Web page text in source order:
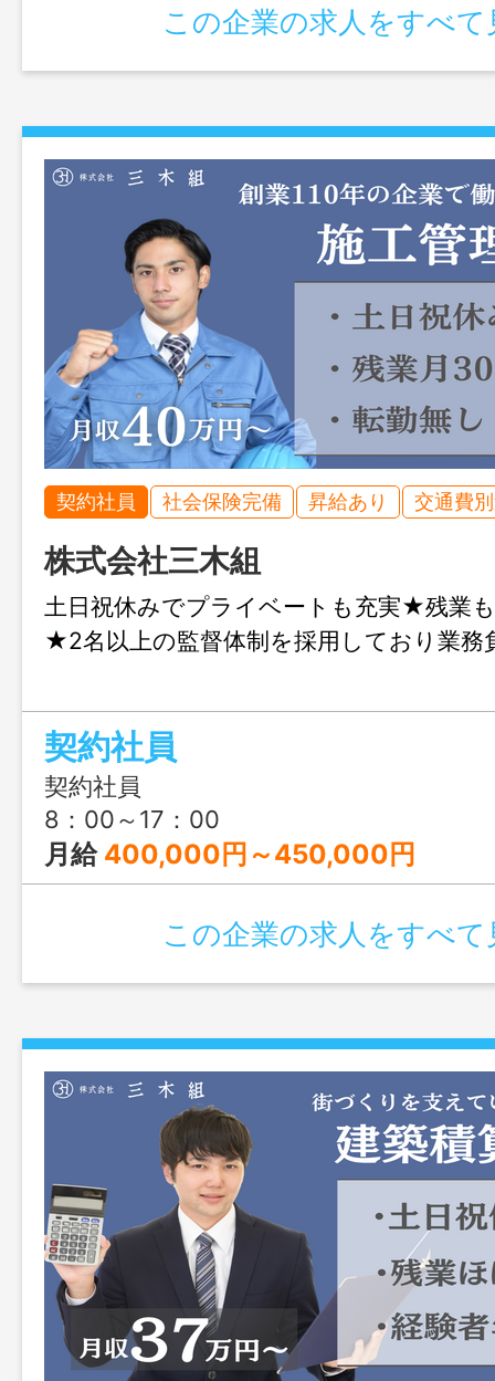
この企業の求人をすべて
契約社員 社会保険完備 昇給あり 交通費
株式会社三木組
土日祝休みでプライベートも充実★残業
★2名以上の監督体制を採用しており業
契約社員
契約社員
8：00～17：00
月給 400,000円～450,000円
この企業の求人をすべて